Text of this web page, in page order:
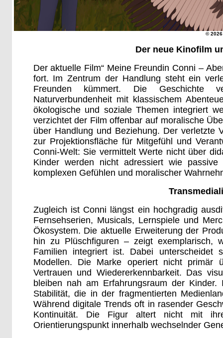
© 2026
Der neue Kinofilm
Der aktuelle Film“ Meine Freundin Conni –
fort. Im Zentrum der Handlung steht ein
Freunden kümmert. Die Geschichte
Naturverbundenheit mit klassischem
ökologische und soziale Themen integriert
verzichtet der Film offenbar auf moralische
über Handlung und Beziehung. Der verletzte
zur Projektionsfläche für Mitgefühl und
Conni-Welt: Sie vermittelt Werte nicht über
Kinder werden nicht adressiert wie
komplexen Gefühlen und moralischer
Zugleich ist Conni längst ein hochgradig
Fernsehserien, Musicals, Lernspiele und
Ökosystem. Die aktuelle Erweiterung der
hin zu Plüschfiguren – zeigt exemplarisch,
Familien integriert ist. Dabei unterscheidet
Modellen. Die Marke operiert nicht primär
Vertrauen und Wiedererkennbarkeit. Das
bleiben nah am Erfahrungsraum der
Stabilität, die in der fragmentierten
Während digitale Trends oft in rasender
Kontinuität. Die Figur altert nicht mit
Orientierungspunkt innerhalb wechselnder